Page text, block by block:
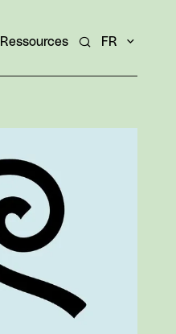
Ressources Rechercher un
FR